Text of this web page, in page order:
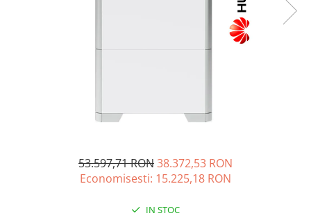
53.597,71 RON38.372,53 RON
Economisesti: 15.225,18 RON
IN STOC